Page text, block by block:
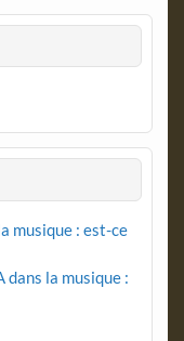
musique : est-ce
dans la musique :